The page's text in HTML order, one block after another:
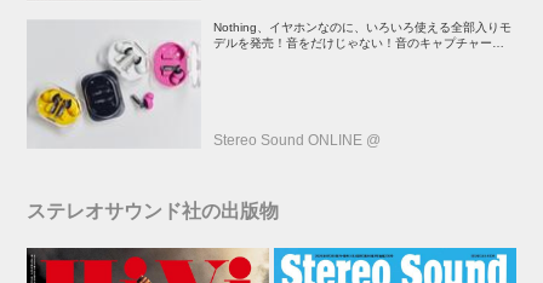
Nothing、イヤホンなのに、いろいろ使える全部入りモ
デルを発売！音をだけじゃない！音のキャプチャーや、
Stereo Sound ONLINE @
ステレオサウンド社の出版物